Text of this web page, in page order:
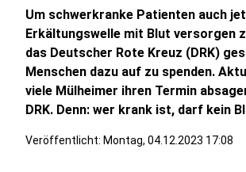
Um schwerkranke Patienten auch
Erkältungswelle mit Blut versorgen
das Deutscher Rote Kreuz (DRK)
Menschen dazu auf zu spenden.
viele Mülheimer ihren Termin
DRK. Denn: wer krank ist, darf kein
Veröffentlicht: Montag, 04.12.2023 17:08